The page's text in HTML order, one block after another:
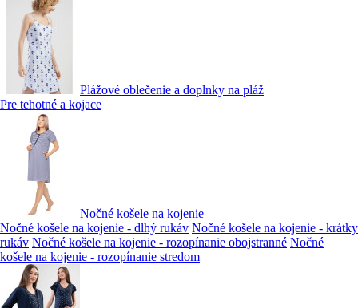
Plážové oblečenie a doplnky na pláž
Pre tehotné a kojace
Nočné košele na kojenie
Nočné košele na kojenie - dlhý rukáv Nočné košele na kojenie - krátky
rukáv Nočné košele na kojenie - rozopínanie obojstranné Nočné
košele na kojenie - rozopínanie stredom